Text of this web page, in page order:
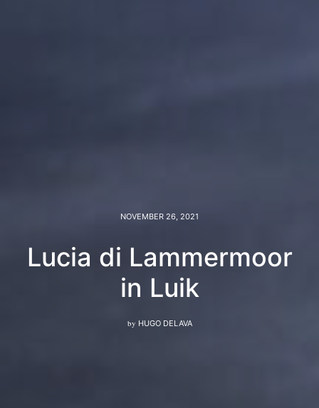
NOVEMBER 26, 2021
Lucia di Lammermoor
in Luik
by HUGO DELAVA